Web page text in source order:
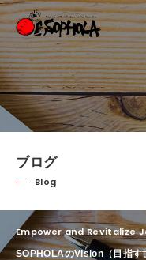
ブログ
Blog
Empower and Revitalize
SOPHOLAのVision（目指